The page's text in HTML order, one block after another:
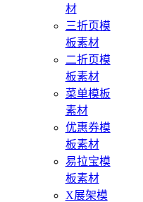
材
三折页模
板素材
二折页模
板素材
菜单模板
素材
优惠券模
板素材
易拉宝模
板素材
X展架模